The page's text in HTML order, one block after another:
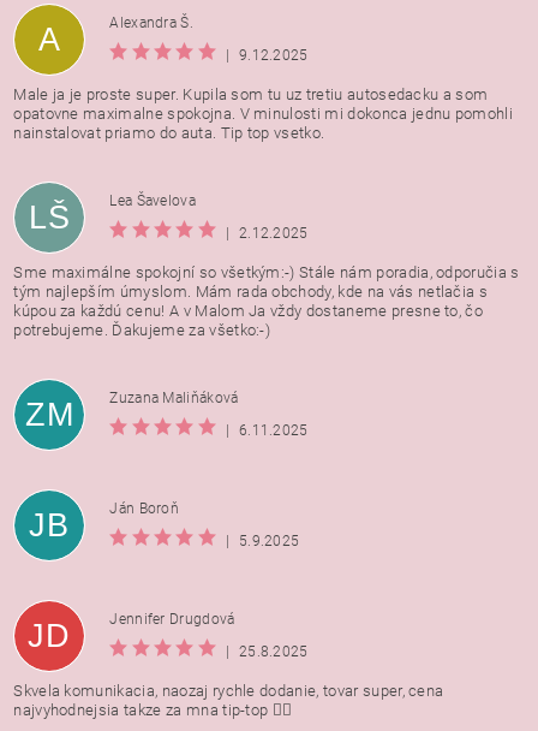
A
Alexandra Š.
|
9.12.2025
Male ja je proste super. Kupila som tu uz tretiu autosedacku a som
opatovne maximalne spokojna. V minulosti mi dokonca jednu pomohli
nainstalovat priamo do auta. Tip top vsetko.
LŠ
Lea Šavelova
|
2.12.2025
Sme maximálne spokojní so všetkým:-) Stále nám poradia, odporučia s
tým najlepším úmyslom. Mám rada obchody, kde na vás netlačia s
kúpou za každú cenu! A v Malom Ja vždy dostaneme presne to, čo
potrebujeme. Ďakujeme za všetko:-)
ZM
Zuzana Maliňáková
|
6.11.2025
JB
Ján Boroň
|
5.9.2025
JD
Jennifer Drugdová
|
25.8.2025
Skvela komunikacia, naozaj rychle dodanie, tovar super, cena
najvyhodnejsia takze za mna tip-top 👍🏻